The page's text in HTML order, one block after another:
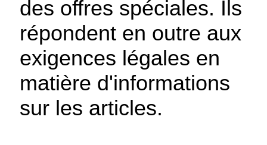
des offres spéciales. Ils
répondent en outre aux
exigences légales en
matière d'informations
sur les articles.